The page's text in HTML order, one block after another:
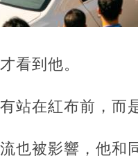
看到他。
站在紅布前，而
也被影響，他和